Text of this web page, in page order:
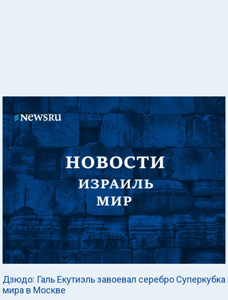
Дзюдо: Галь Екутиэль завоевал серебро Суперкубка
мира в Москве